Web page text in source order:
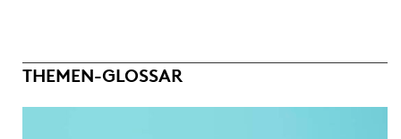
THEMEN-GLOSSAR